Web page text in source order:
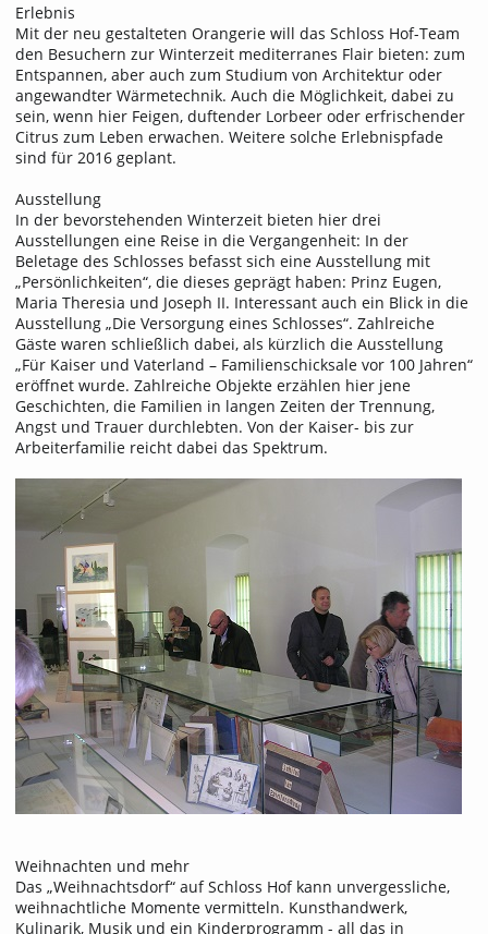
Erlebnis
Mit der neu gestalteten Orangerie will das Schloss Hof-Team
den Besuchern zur Winterzeit mediterranes Flair bieten: zum
Entspannen, aber auch zum Studium von Architektur oder
angewandter Wärmetechnik. Auch die Möglichkeit, dabei zu
sein, wenn hier Feigen, duftender Lorbeer oder erfrischender
Citrus zum Leben erwachen. Weitere solche Erlebnispfade
sind für 2016 geplant.
Ausstellung
In der bevorstehenden Winterzeit bieten hier drei
Ausstellungen eine Reise in die Vergangenheit: In der
Beletage des Schlosses befasst sich eine Ausstellung mit
„Persönlichkeiten“, die dieses geprägt haben: Prinz Eugen,
Maria Theresia und Joseph II. Interessant auch ein Blick in die
Ausstellung „Die Versorgung eines Schlosses“. Zahlreiche
Gäste waren schließlich dabei, als kürzlich die Ausstellung
„Für Kaiser und Vaterland – Familienschicksale vor 100 Jahren“
eröffnet wurde. Zahlreiche Objekte erzählen hier jene
Geschichten, die Familien in langen Zeiten der Trennung,
Angst und Trauer durchlebten. Von der Kaiser- bis zur
Arbeiterfamilie reicht dabei das Spektrum.
Weihnachten und mehr
Das „Weihnachtsdorf“ auf Schloss Hof kann unvergessliche,
weihnachtliche Momente vermitteln. Kunsthandwerk,
Kulinarik, Musik und ein Kinderprogramm - all das in